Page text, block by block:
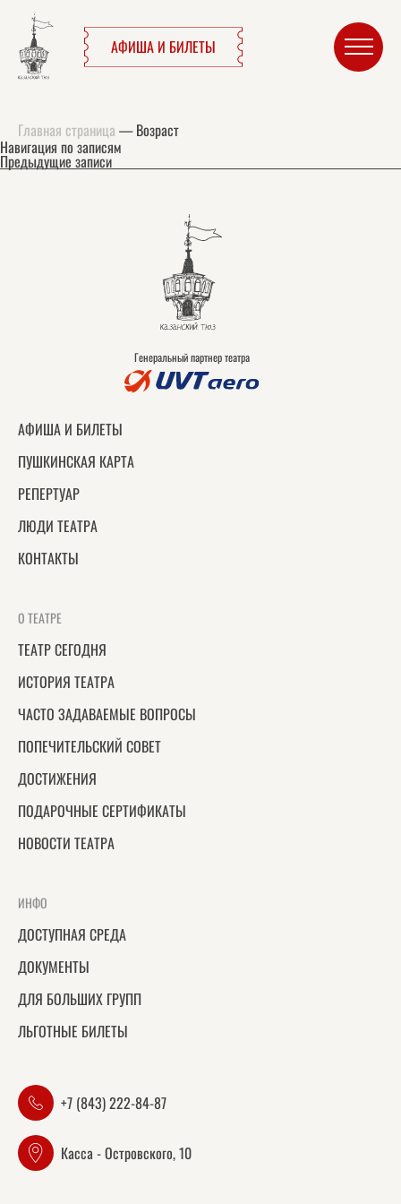
АФИША И БИЛЕТЫ
Главная страница —Возраст
Навигация по записям
Предыдущие записи
Генеральный партнер театра
АФИША И БИЛЕТЫ
ПУШКИНСКАЯ КАРТА
РЕПЕРТУАР
ЛЮДИ ТЕАТРА
КОНТАКТЫ
О ТЕАТРЕ
ТЕАТР СЕГОДНЯ
ИСТОРИЯ ТЕАТРА
ЧАСТО ЗАДАВАЕМЫЕ ВОПРОСЫ
ПОПЕЧИТЕЛЬСКИЙ СОВЕТ
ДОСТИЖЕНИЯ
ПОДАРОЧНЫЕ СЕРТИФИКАТЫ
НОВОСТИ ТЕАТРА
ИНФО
ДОСТУПНАЯ СРЕДА
ДОКУМЕНТЫ
ДЛЯ БОЛЬШИХ ГРУПП
ЛЬГОТНЫЕ БИЛЕТЫ
+7 (843) 222-84-87
Касса - Островского, 10